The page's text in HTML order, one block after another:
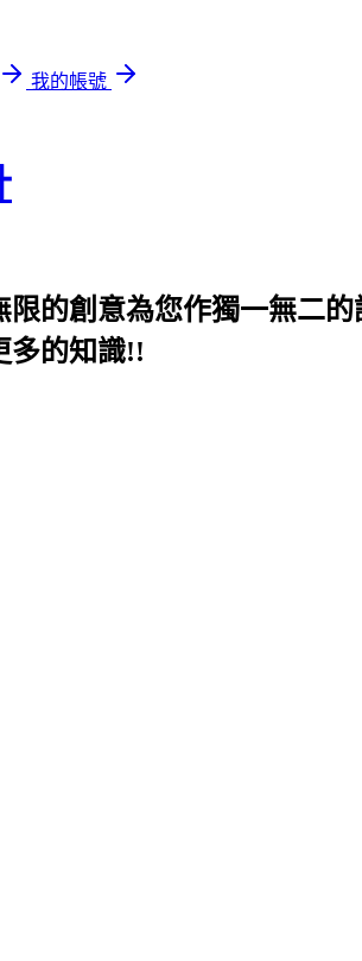
我的帳號
限的創意為您作獨一無二
多的知識!!